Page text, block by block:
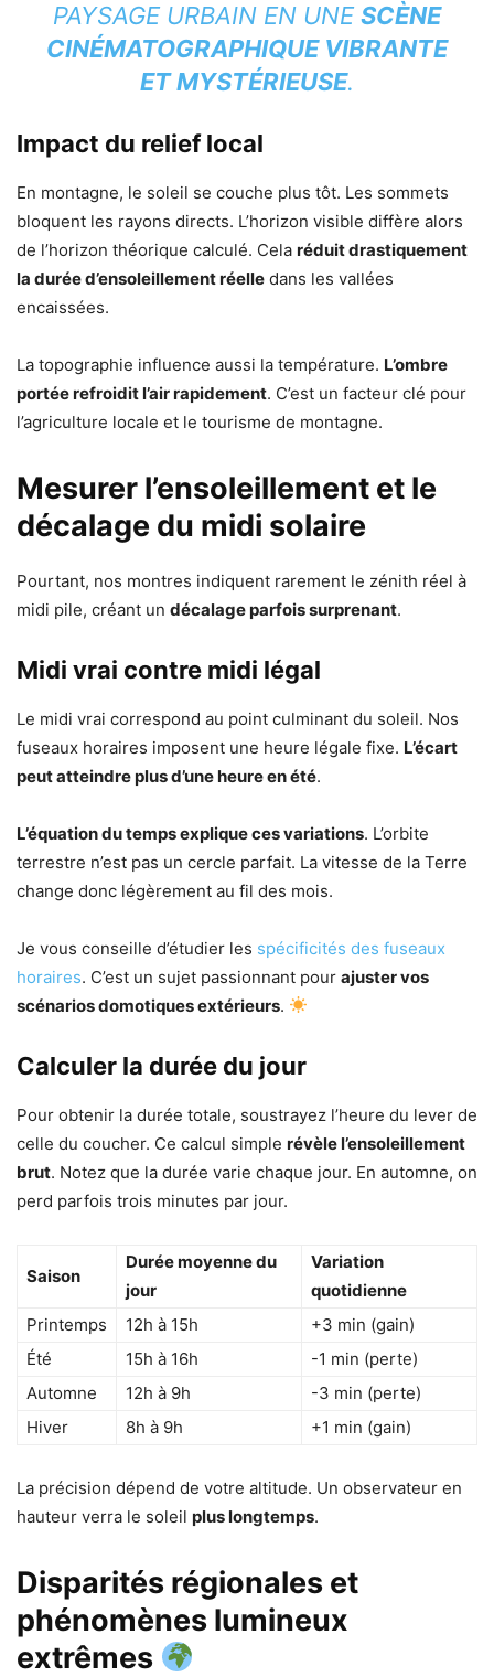
PAYSAGE URBAIN EN UNESCÈNE
CINÉMATOGRAPHIQUE VIBRANTE
ET MYSTÉRIEUSE.
Impact du relief local
En montagne, le soleil se couche plus tôt. Les sommets
bloquent les rayons directs. L’horizon visible diffère alors
de l’horizon théorique calculé. Cela réduit drastiquement
la durée d’ensoleillement réelle dans les vallées
encaissées.
La topographie influence aussi la température. L’ombre
portée refroidit l’air rapidement. C’est un facteur clé pour
l’agriculture locale et le tourisme de montagne.
Mesurer l’ensoleillement et le
décalage du midi solaire
Pourtant, nos montres indiquent rarement le zénith réel à
midi pile, créant un décalage parfois surprenant.
Midi vrai contre midi légal
Le midi vrai correspond au point culminant du soleil. Nos
fuseaux horaires imposent une heure légale fixe. L’écart
peut atteindre plus d’une heure en été.
L’équation du temps explique ces variations. L’orbite
terrestre n’est pas un cercle parfait. La vitesse de la Terre
change donc légèrement au fil des mois.
Je vous conseille d’étudier les spécificités des fuseaux
horaires. C’est un sujet passionnant pour ajuster vos
scénarios domotiques extérieurs.
Calculer la durée du jour
Pour obtenir la durée totale, soustrayez l’heure du lever de
celle du coucher. Ce calcul simple révèle l’ensoleillement
brut. Notez que la durée varie chaque jour. En automne, on
perd parfois trois minutes par jour.
Saison
Durée moyenne du
jour
Variation
quotidienne
Printemps
12h à 15h
+3 min (gain)
Été
15h à 16h
-1 min (perte)
Automne
12h à 9h
-3 min (perte)
Hiver
8h à 9h +1 min (gain)
La précision dépend de votre altitude. Un observateur en
hauteur verra le soleil plus longtemps.
Disparités régionales et
phénomènes lumineux
extrêmes